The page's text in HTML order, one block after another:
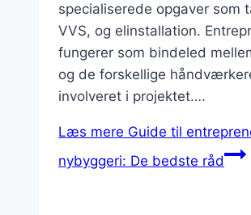
specialiserede opgaver som
VVS, og elinstallation.
fungerer som bindeled
og de forskellige
involveret i projektet….
Læs mere Guide til
nybyggeri: De bedste råd